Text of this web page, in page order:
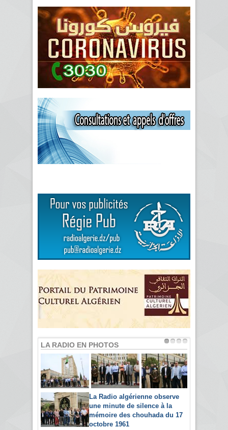
LA RADIO EN PHOTOS
La Radio algérienne observe
une minute de silence à la
mémoire des chouhada du 17
octobre 1961